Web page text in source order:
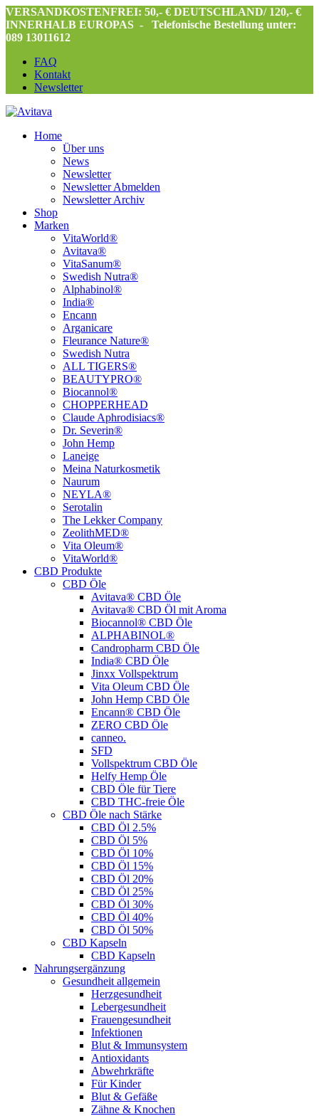
VERSANDKOSTENFREI: 50,- € DEUTSCHLAND/ 120,- €
INNERHALB EUROPAS -
Telefonische Bestellung unter:
089 13011612
FAQ
Kontakt
Newsletter
Home
Über uns
News
Newsletter
Newsletter Abmelden
Newsletter Archiv
Shop
Marken
VitaWorld®
Avitava®
VitaSanum®
Swedish Nutra®
Alphabinol®
India®
Encann
Arganicare
Fleurance Nature®
Swedish Nutra
ALL TIGERS®
BEAUTYPRO®
Biocannol®
CHOPPERHEAD
Claude Aphrodisiacs®
Dr. Severin®
John Hemp
Laneige
Meina Naturkosmetik
Naurum
NEYLA®
Serotalin
The Lekker Company
ZeolithMED®
Vita Oleum®
VitaWorld®
CBD Produkte
CBD Öle
Avitava® CBD Öle
Avitava® CBD Öl mit Aroma
Biocannol® CBD Öle
ALPHABINOL®
Candropharm CBD Öle
India® CBD Öle
Jinxx Vollspektrum
Vita Oleum CBD Öle
John Hemp CBD Öle
Encann® CBD Öle
ZERO CBD Öle
canneo.
SFD
Vollspektrum CBD Öle
Helfy Hemp Öle
CBD Öle für Tiere
CBD THC-freie Öle
CBD Öle nach Stärke
CBD Öl 2.5%
CBD Öl 5%
CBD Öl 10%
CBD Öl 15%
CBD Öl 20%
CBD Öl 25%
CBD Öl 30%
CBD Öl 40%
CBD Öl 50%
CBD Kapseln
CBD Kapseln
Nahrungsergänzung
Gesundheit allgemein
Herzgesundheit
Lebergesundheit
Frauengesundheit
Infektionen
Blut & Immunsystem
Antioxidants
Abwehrkräfte
Für Kinder
Blut & Gefäße
Zähne & Knochen